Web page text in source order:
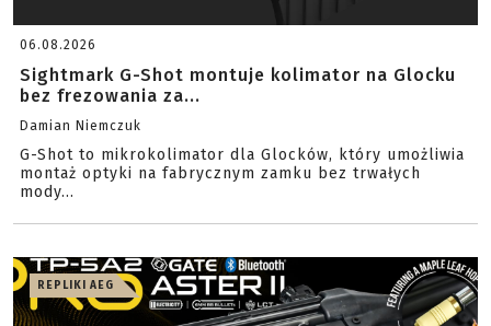
06.08.2026
Sightmark G-Shot montuje kolimator na Glocku
bez frezowania za...
Damian Niemczuk
G-Shot to mikrokolimator dla Glocków, który umożliwia
montaż optyki na fabrycznym zamku bez trwałych
mody...
REPLIKI AEG